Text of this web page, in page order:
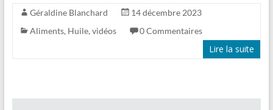
Géraldine Blanchard
14 décembre 2023
Aliments, Huile, vidéos 0 Commentaires
Lire la suite